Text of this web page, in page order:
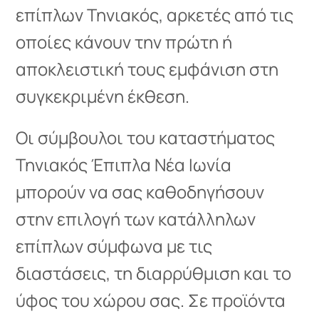
επίπλων Τηνιακός, αρκετές από τις
οποίες κάνουν την πρώτη ή
αποκλειστική τους εμφάνιση στη
συγκεκριμένη έκθεση.
Οι σύμβουλοι του καταστήματος
Τηνιακός Έπιπλα Νέα Ιωνία
μπορούν να σας καθοδηγήσουν
στην επιλογή των κατάλληλων
επίπλων σύμφωνα με τις
διαστάσεις, τη διαρρύθμιση και το
ύφος του χώρου σας. Σε προϊόντα